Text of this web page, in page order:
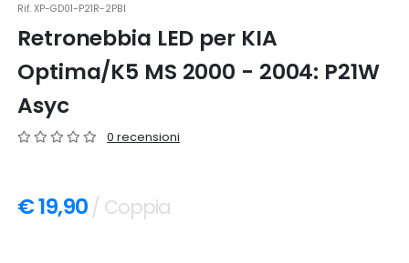
Rif.XP-GD01-P21R-2PBI
Retronebbia LED per KIA
Optima/K5 MS 2000 - 2004: P21W
Asyc
0 recensioni
€ 19,90 / Coppia